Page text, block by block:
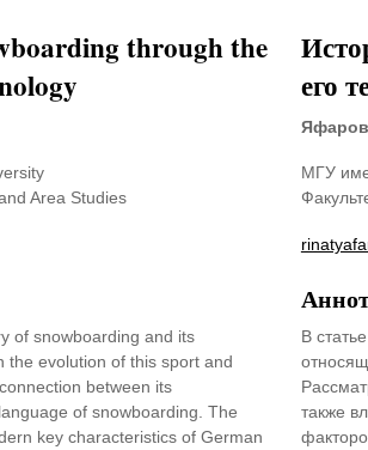
through the
его
Area Studies
Яфаров
МГУ
of snowboarding and its
the evolution of this sport and
between its
of snowboarding. The
key characteristics of German
В
также